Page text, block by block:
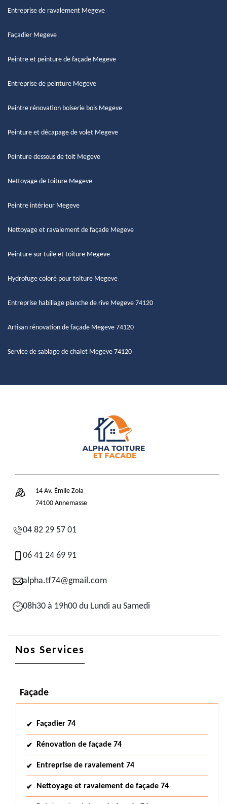
Entreprise de ravalement Megeve
Façadier Megeve
Peintre et peinture de façade Megeve
Entreprise de peinture Megeve
Peintre rénovation boiserie bois Megeve
Peinture et décapage de volet Megeve
Peinture dessous de toit Megeve
Nettoyage de toiture Megeve
Peintre intérieur Megeve
Nettoyage et ravalement de façade Megeve
Peinture sur tuile et toiture Megeve
Hydrofuge coloré pour toiture Megeve
Entreprise habillage planche de rive Megeve 74120
Artisan rénovation de façade Megeve 74120
Service de sablage de chalet Megeve 74120
14 Av. Émile Zola
74100 Annemasse
04 82 29 57 01
06 41 24 69 91
alpha.tf74@gmail.com
08h30 à 19h00 du Lundi au Samedi
Nos Services
Façade
Façadier 74
Rénovation de façade 74
Entreprise de ravalement 74
Nettoyage et ravalement de façade 74